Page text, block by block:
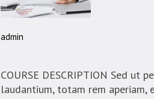
admin
COURSE DESCRIPTION Sed
laudantium, totam rem